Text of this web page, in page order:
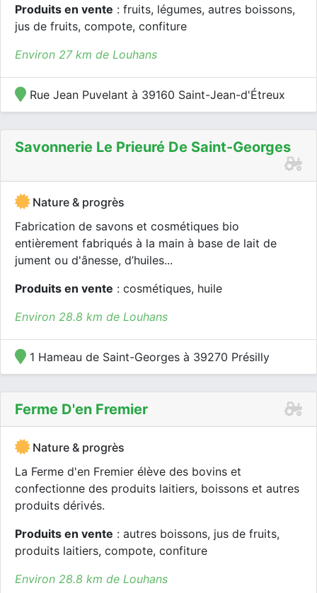
Produits en vente : fruits, légumes, autres boissons,
jus de fruits, compote, confiture
Environ 27 km de Louhans
Rue Jean Puvelant à 39160 Saint-Jean-d'Étreux
Savonnerie Le Prieuré De Saint-Georges
Nature & progrès
Fabrication de savons et cosmétiques bio
entièrement fabriqués à la main à base de lait de
jument ou d'ânesse, d’huiles...
Produits en vente : cosmétiques, huile
Environ 28.8 km de Louhans
1 Hameau de Saint-Georges à 39270 Présilly
Ferme D'en Fremier
Nature & progrès
La Ferme d'en Fremier élève des bovins et
confectionne des produits laitiers, boissons et autres
produits dérivés.
Produits en vente : autres boissons, jus de fruits,
produits laitiers, compote, confiture
Environ 28.8 km de Louhans